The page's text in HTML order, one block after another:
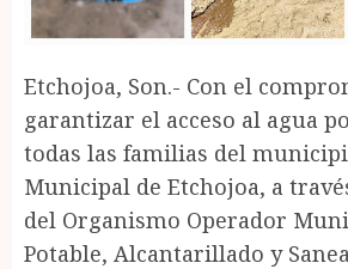
Etchojoa, Son.- Con el
garantizar el acceso al agua
todas las familias del
Municipal de Etchojoa, a
del Organismo Operador
Potable, Alcantarillado y